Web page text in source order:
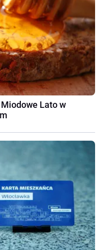
Lato w